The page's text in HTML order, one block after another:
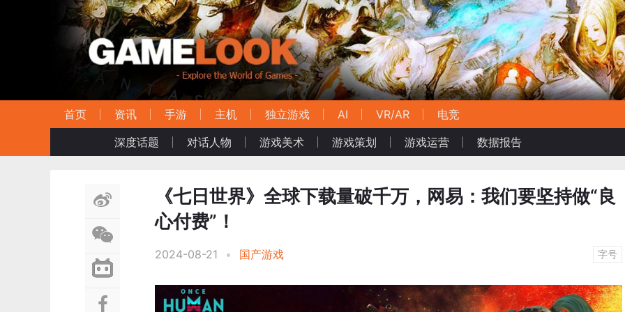
首页 资讯 手游 主机 独立游戏 AI VR/AR
电竞
深度话题
对话人物 游戏美术 游戏策划 游戏运营 数据报告
《七日世界》全球下载量破千万，网易：我们要坚持做“良
心付费”！
2024-08-21 • 国产游戏 字号